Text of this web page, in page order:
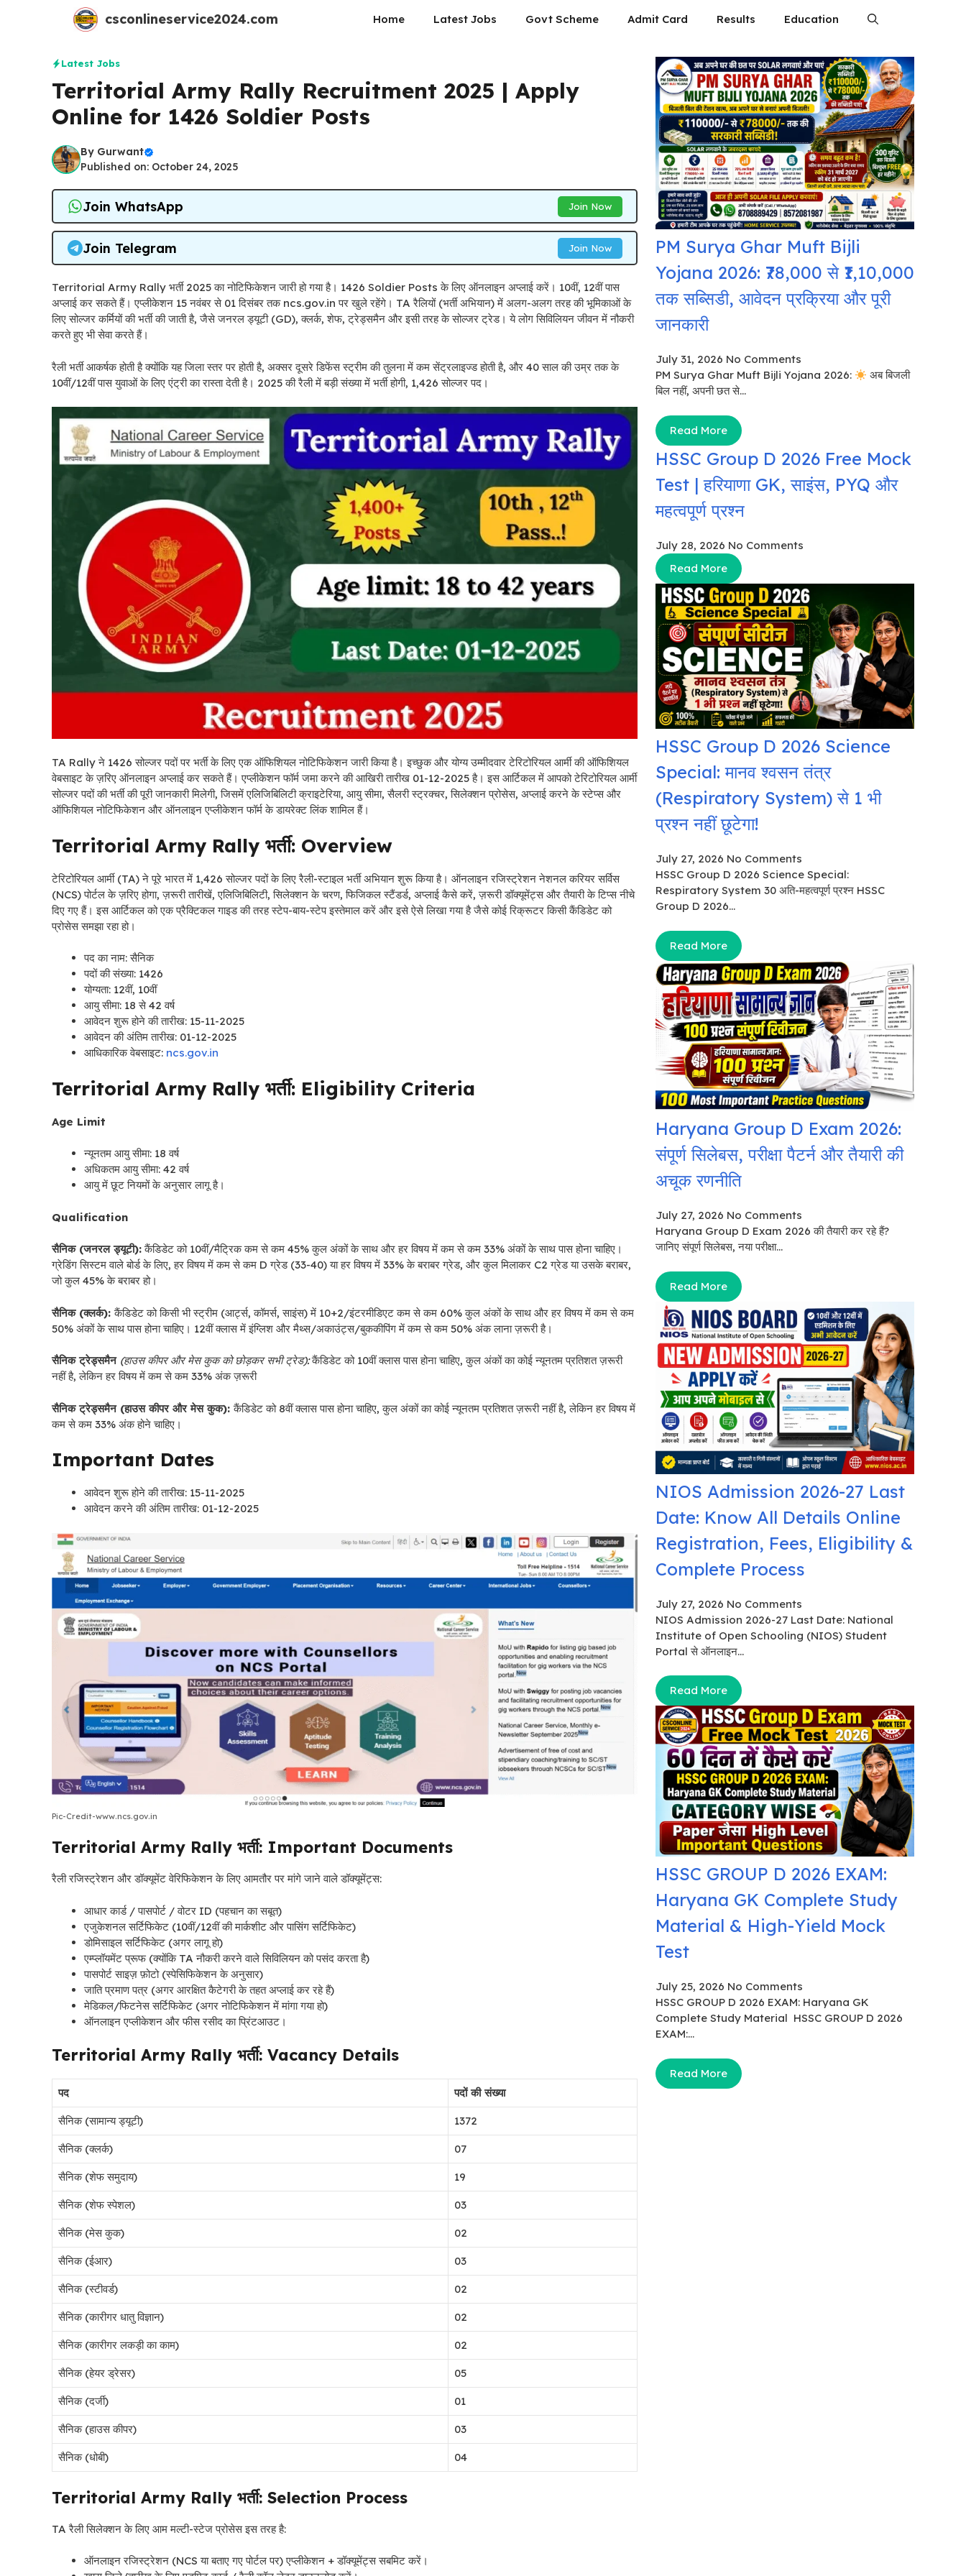
csconlineservice2024.com Home Latest Jobs Govt Scheme Admit Card Results Education
Latest Jobs
Territorial Army Rally Recruitment 2025 | Apply
Online for 1426 Soldier Posts
By Gurwant
Published on: October 24, 2025
Join WhatsApp Join Now
Join Telegram Join Now
Territorial Army Rally भर्ती 2025 का नोटिफिकेशन जारी हो गया है। 1426 Soldier Posts के लिए ऑनलाइन अप्लाई करें। 10वीं, 12वीं पास
अप्लाई कर सकते हैं। एप्लीकेशन 15 नवंबर से 01 दिसंबर तक ncs.gov.in पर खुले रहेंगे। TA रैलियों (भर्ती अभियान) में अलग-अलग तरह की भूमिकाओं के
लिए सोल्जर कर्मियों की भर्ती की जाती है, जैसे जनरल ड्यूटी (GD), क्लर्क, शेफ, ट्रेड्समैन और इसी तरह के सोल्जर ट्रेड। ये लोग सिविलियन जीवन में नौकरी
करते हुए भी सेवा करते हैं।
रैली भर्ती आकर्षक होती है क्योंकि यह जिला स्तर पर होती है, अक्सर दूसरे डिफेंस स्ट्रीम की तुलना में कम सेंट्रलाइज्ड होती है, और 40 साल की उम्र तक के
10वीं/12वीं पास युवाओं के लिए एंट्री का रास्ता देती है। 2025 की रैली में बड़ी संख्या में भर्ती होगी, 1,426 सोल्जर पद।
TA Rally ने 1426 सोल्जर पदों पर भर्ती के लिए एक ऑफिशियल नोटिफिकेशन जारी किया है। इच्छुक और योग्य उम्मीदवार टेरिटोरियल आर्मी की ऑफिशियल
वेबसाइट के ज़रिए ऑनलाइन अप्लाई कर सकते हैं। एप्लीकेशन फॉर्म जमा करने की आखिरी तारीख 01-12-2025 है। इस आर्टिकल में आपको टेरिटोरियल आर्मी
सोल्जर पदों की भर्ती की पूरी जानकारी मिलेगी, जिसमें एलिजिबिलिटी क्राइटेरिया, आयु सीमा, सैलरी स्ट्रक्चर, सिलेक्शन प्रोसेस, अप्लाई करने के स्टेप्स और
ऑफिशियल नोटिफिकेशन और ऑनलाइन एप्लीकेशन फॉर्म के डायरेक्ट लिंक शामिल हैं।
Territorial Army Rally भर्ती: Overview
टेरिटोरियल आर्मी (TA) ने पूरे भारत में 1,426 सोल्जर पदों के लिए रैली-स्टाइल भर्ती अभियान शुरू किया है। ऑनलाइन रजिस्ट्रेशन नेशनल करियर सर्विस
(NCS) पोर्टल के ज़रिए होगा, ज़रूरी तारीखें, एलिजिबिलिटी, सिलेक्शन के चरण, फिजिकल स्टैंडर्ड, अप्लाई कैसे करें, ज़रूरी डॉक्यूमेंट्स और तैयारी के टिप्स नीचे
दिए गए हैं। इस आर्टिकल को एक प्रैक्टिकल गाइड की तरह स्टेप-बाय-स्टेप इस्तेमाल करें और इसे ऐसे लिखा गया है जैसे कोई रिक्रूटर किसी कैंडिडेट को
प्रोसेस समझा रहा हो।
पद का नाम: सैनिक
पदों की संख्या: 1426
योग्यता: 12वीं, 10वीं
आयु सीमा: 18 से 42 वर्ष
आवेदन शुरू होने की तारीख: 15-11-2025
आवेदन की अंतिम तारीख: 01-12-2025
आधिकारिक वेबसाइट: ncs.gov.in
Territorial Army Rally भर्ती: Eligibility Criteria
Age Limit
न्यूनतम आयु सीमा: 18 वर्ष
अधिकतम आयु सीमा: 42 वर्ष
आयु में छूट नियमों के अनुसार लागू है।
Qualification
सैनिक (जनरल ड्यूटी):कैंडिडेट को 10वीं/मैट्रिक कम से कम 45% कुल अंकों के साथ और हर विषय में कम से कम 33% अंकों के साथ पास होना चाहिए।
ग्रेडिंग सिस्टम वाले बोर्ड के लिए, हर विषय में कम से कम D ग्रेड (33-40) या हर विषय में 33% के बराबर ग्रेड, और कुल मिलाकर C2 ग्रेड या उसके बराबर,
जो कुल 45% के बराबर हो।
सैनिक (क्लर्क):कैंडिडेट को किसी भी स्ट्रीम (आर्ट्स, कॉमर्स, साइंस) में 10+2/इंटरमीडिएट कम से कम 60% कुल अंकों के साथ और हर विषय में कम से कम
50% अंकों के साथ पास होना चाहिए। 12वीं क्लास में इंग्लिश और मैथ्स/अकाउंट्स/बुककीपिंग में कम से कम 50% अंक लाना ज़रूरी है।
सैनिक ट्रेड्समैन (हाउस कीपर और मेस कुक को छोड़कर सभी ट्रेड):कैंडिडेट को 10वीं क्लास पास होना चाहिए, कुल अंकों का कोई न्यूनतम प्रतिशत ज़रूरी
नहीं है, लेकिन हर विषय में कम से कम 33% अंक ज़रूरी
सैनिक ट्रेड्समैन (हाउस कीपर और मेस कुक):कैंडिडेट को 8वीं क्लास पास होना चाहिए, कुल अंकों का कोई न्यूनतम प्रतिशत ज़रूरी नहीं है, लेकिन हर विषय में
कम से कम 33% अंक होने चाहिए।
Important Dates
आवेदन शुरू होने की तारीख: 15-11-2025
आवेदन करने की अंतिम तारीख: 01-12-2025
Pic-Credit-www.ncs.gov.in
Territorial Army Rally भर्ती: Important Documents
रैली रजिस्ट्रेशन और डॉक्यूमेंट वेरिफिकेशन के लिए आमतौर पर मांगे जाने वाले डॉक्यूमेंट्स:
आधार कार्ड / पासपोर्ट / वोटर ID (पहचान का सबूत)
एजुकेशनल सर्टिफिकेट (10वीं/12वीं की मार्कशीट और पासिंग सर्टिफिकेट)
डोमिसाइल सर्टिफिकेट (अगर लागू हो)
एम्प्लॉयमेंट प्रूफ (क्योंकि TA नौकरी करने वाले सिविलियन को पसंद करता है)
पासपोर्ट साइज़ फ़ोटो (स्पेसिफिकेशन के अनुसार)
जाति प्रमाण पत्र (अगर आरक्षित कैटेगरी के तहत अप्लाई कर रहे हैं)
मेडिकल/फिटनेस सर्टिफिकेट (अगर नोटिफिकेशन में मांगा गया हो)
ऑनलाइन एप्लीकेशन और फीस रसीद का प्रिंटआउट।
Territorial Army Rally भर्ती: Vacancy Details
पद पदों की संख्या
सैनिक (सामान्य ड्यूटी) 1372
सैनिक (क्लर्क) 07
सैनिक (शेफ समुदाय) 19
सैनिक (शेफ स्पेशल) 03
सैनिक (मेस कुक) 02
सैनिक (ईआर) 03
सैनिक (स्टीवर्ड) 02
सैनिक (कारीगर धातु विज्ञान) 02
सैनिक (कारीगर लकड़ी का काम) 02
सैनिक (हेयर ड्रेसर) 05
सैनिक (दर्जी) 01
सैनिक (हाउस कीपर) 03
सैनिक (धोबी) 04
Territorial Army Rally भर्ती: Selection Process
TA रैली सिलेक्शन के लिए आम मल्टी-स्टेज प्रोसेस इस तरह है:
ऑनलाइन रजिस्ट्रेशन (NCS या बताए गए पोर्टल पर) एप्लीकेशन + डॉक्यूमेंट्स सबमिट करें।
PM Surya Ghar Muft Bijli
Yojana 2026: ₹78,000 से ₹1,10,000
तक सब्सिडी, आवेदन प्रक्रिया और पूरी
जानकारी
July 31, 2026 No Comments
PM Surya Ghar Muft Bijli Yojana 2026:
अब बिजली
बिल नहीं, अपनी छत से...
Read More
HSSC Group D 2026 Free Mock
Test | हरियाणा GK, साइंस, PYQ और
महत्वपूर्ण प्रश्न
July 28, 2026 No Comments
Read More
HSSC Group D 2026 Science
Special: मानव श्वसन तंत्र
(Respiratory System) से 1 भी
प्रश्न नहीं छूटेगा!
July 27, 2026 No Comments
HSSC Group D 2026 Science Special:
Respiratory System 30 अति-महत्वपूर्ण प्रश्न HSSC
Group D 2026...
Read More
Haryana Group D Exam 2026:
संपूर्ण सिलेबस, परीक्षा पैटर्न और तैयारी की
अचूक रणनीति
July 27, 2026 No Comments
Haryana Group D Exam 2026 की तैयारी कर रहे हैं?
जानिए संपूर्ण सिलेबस, नया परीक्षा...
Read More
NIOS Admission 2026-27 Last
Date: Know All Details Online
Registration, Fees, Eligibility &
Complete Process
July 27, 2026 No Comments
NIOS Admission 2026-27 Last Date: National
Institute of Open Schooling (NIOS) Student
Portal से ऑनलाइन...
Read More
HSSC GROUP D 2026 EXAM:
Haryana GK Complete Study
Material & High-Yield Mock
Test
July 25, 2026 No Comments
HSSC GROUP D 2026 EXAM: Haryana GK
Complete Study Material HSSC GROUP D 2026
EXAM:...
Read More